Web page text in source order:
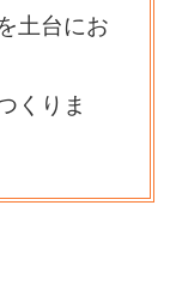
土台にお
くりま